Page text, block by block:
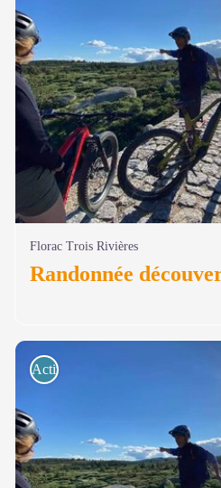
Florac Trois Rivières
Activités de pleine nature